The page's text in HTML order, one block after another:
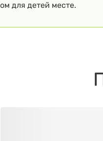
для детей месте.